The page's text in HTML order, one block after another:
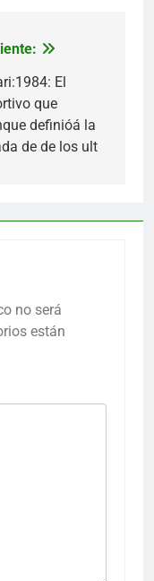
El
que
definióá la
de de los ult
no será
están